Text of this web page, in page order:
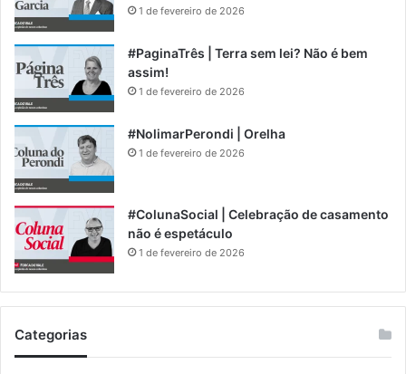
1 de fevereiro de 2026
#PaginaTrês | Terra sem lei? Não é bem
assim!
1 de fevereiro de 2026
#NolimarPerondi | Orelha
1 de fevereiro de 2026
#ColunaSocial | Celebração de casamento
não é espetáculo
1 de fevereiro de 2026
Categorias